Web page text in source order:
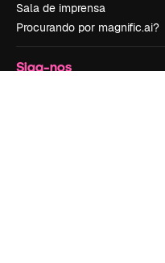
Sala de imprensa
Procurando por magnific.ai?
Siga-nos